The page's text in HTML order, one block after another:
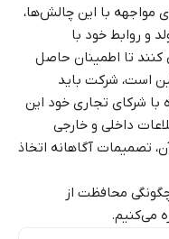
مواجهه با این چالش‌ها،
و روابط خود با
کنند تا اطمینان حاصل
است، شرکت باید
با شرکای تجاری خود این
داخلی و خارجی
تصمیمات آگاهانه اتخاذ
محافظت از
می‌کنیم.